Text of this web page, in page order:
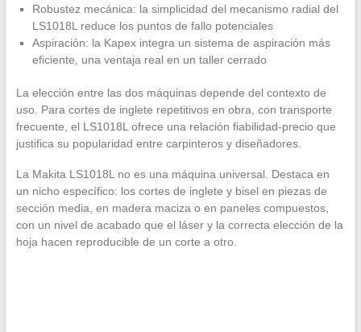
Robustez mecánica: la simplicidad del mecanismo radial del
LS1018L reduce los puntos de fallo potenciales
Aspiración: la Kapex integra un sistema de aspiración más
eficiente, una ventaja real en un taller cerrado
La elección entre las dos máquinas depende del contexto de
uso. Para cortes de inglete repetitivos en obra, con transporte
frecuente, el LS1018L ofrece una relación fiabilidad-precio que
justifica su popularidad entre carpinteros y diseñadores.
La Makita LS1018L no es una máquina universal. Destaca en
un nicho específico: los cortes de inglete y bisel en piezas de
sección media, en madera maciza o en paneles compuestos,
con un nivel de acabado que el láser y la correcta elección de la
hoja hacen reproducible de un corte a otro.